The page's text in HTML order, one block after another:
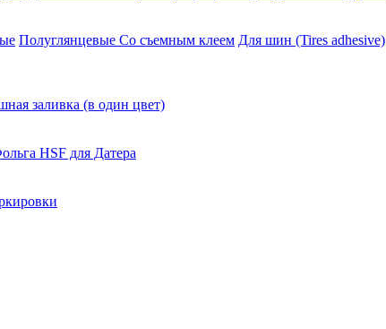
Полуглянцевые Со съемным клеем Для шин (Tires adhesive)
заливка (в один цвет)
HSF для Датера